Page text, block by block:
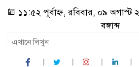
১১:৫২ পূর্বাহ্ন, রবিবার, ০৯
বঙ্গাব্দ